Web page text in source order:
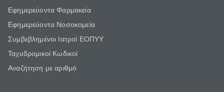
Εφημερεύοντα Φαρμακεία
Εφημερεύοντα Νοσοκομεία
Συμβεβλημένοι Ιατροί ΕΟΠΥΥ
Ταχυδρομικοί Κωδικοί
Αναζήτηση με αριθμό